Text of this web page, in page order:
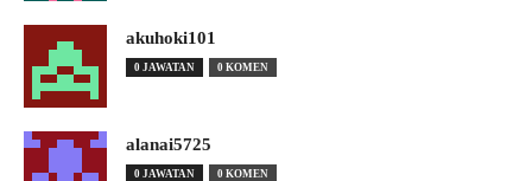
akuhoki101
0 JAWATAN 0 KOMEN
alanai5725
0 JAWATAN 0 KOMEN